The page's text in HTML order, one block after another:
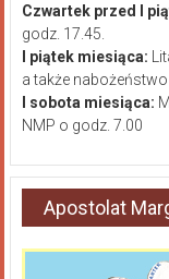
Czwartek przed I
godz. 17.45.
I piątek miesiąca:
a także
I sobota miesiąca:
NMP o godz. 7.00
Apostolat